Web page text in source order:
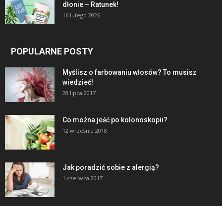
dłonie – Ratunek!
16 lutego 2026
POPULARNE POSTY
Myślisz o farbowaniu włosów? To musisz
wiedzieć!
28 lipca 2017
Co można jeść po kolonoskopii?
12 września 2018
Jak poradzić sobie z alergią?
1 czerwca 2017